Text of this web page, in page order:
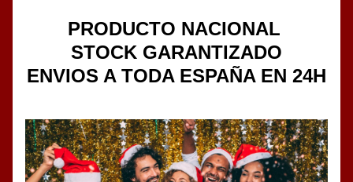
PRODUCTO NACIONAL
STOCK GARANTIZADO
ENVIOS A TODA ESPAÑA EN 24H